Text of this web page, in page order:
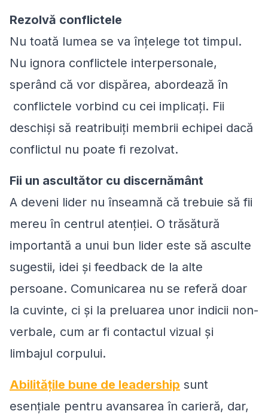
Rezolvă conflictele
Nu toată lumea se va înțelege tot timpul.
Nu ignora conflictele interpersonale,
sperând că vor dispărea, abordează în
conflictele vorbind cu cei implicați. Fii
deschiși să reatribuiți membrii echipei dacă
conflictul nu poate fi rezolvat.
Fii un ascultător cu discernământ
A deveni lider nu înseamnă că trebuie să fii
mereu în centrul atenției. O trăsătură
importantă a unui bun lider este să asculte
sugestii, idei și feedback de la alte
persoane. Comunicarea nu se referă doar
la cuvinte, ci și la preluarea unor indicii non-
verbale, cum ar fi contactul vizual și
limbajul corpului.
Abilitățile bune de leadership sunt
esențiale pentru avansarea în carieră, dar,